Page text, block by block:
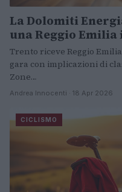
La Dolomiti
una Reggio
Trento riceve Reggio
gara con implicazioni di
Zone…
Andrea Innocenti · 18 Apr 2026
CICLISMO